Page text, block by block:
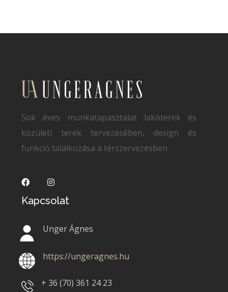
Sok éves munkatapasztalat lakóterek és
közületi terek tervezésében, design és
funkció találkozása a térszervezésben
Kapcsolat
Unger Ágnes
https://ungeragnes.hu
+ 36 (70)361 24 23